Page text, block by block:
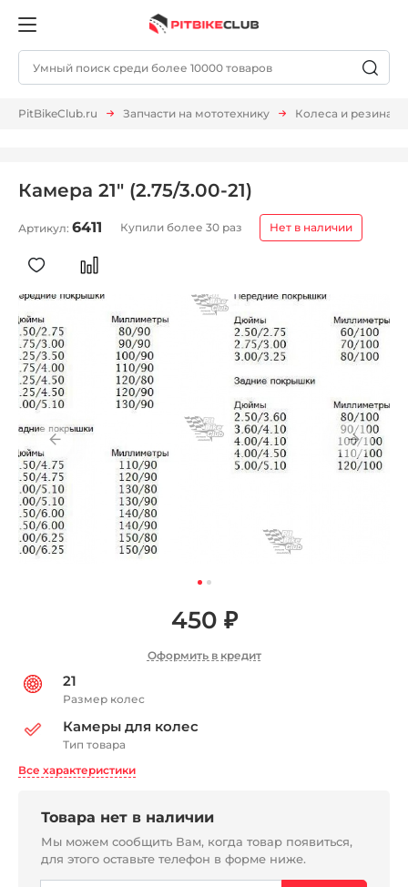
PitBikeClub.ru Запчасти на мототехнику Колеса и резина
Камера 21" (2.75/3.00-21)
Артикул: 6411 Купили более 30 раз Нет в наличии
450 ₽
Оформить в кредит
21
Размер колес
Камеры для колес
Тип товара
Все характеристики
Товара нет в наличии
Мы можем сообщить Вам, когда товар появиться,
для этого оставьте телефон в форме ниже.